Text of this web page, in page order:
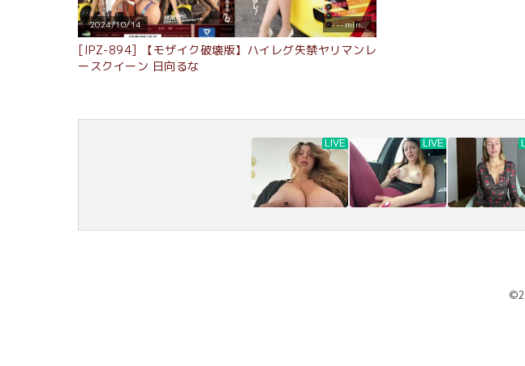
2024/10/14 ---min.
[IPZ-894] 【モザイク破壊版】ハイレグ失禁ヤリマンレ
ースクイーン 日向るな